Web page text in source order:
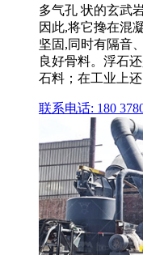
多气孔 状的玄武
因此,将它搀在混
坚固,同时有隔音
良好骨料。浮石
石料；在工业上还
联系电话: 180